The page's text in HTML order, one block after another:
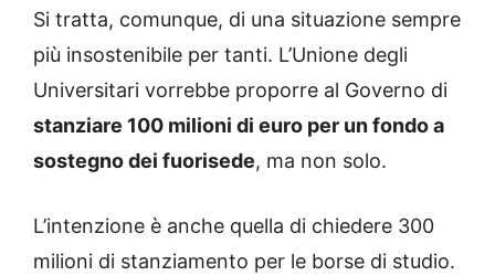
Si tratta, comunque, di una situazione sempre
più insostenibile per tanti. L’Unione degli
Universitari vorrebbe proporre al Governo di
stanziare 100 milioni di euro per un fondo a
sostegno dei fuorisede, ma non solo.
L’intenzione è anche quella di chiedere 300
milioni di stanziamento per le borse di studio.